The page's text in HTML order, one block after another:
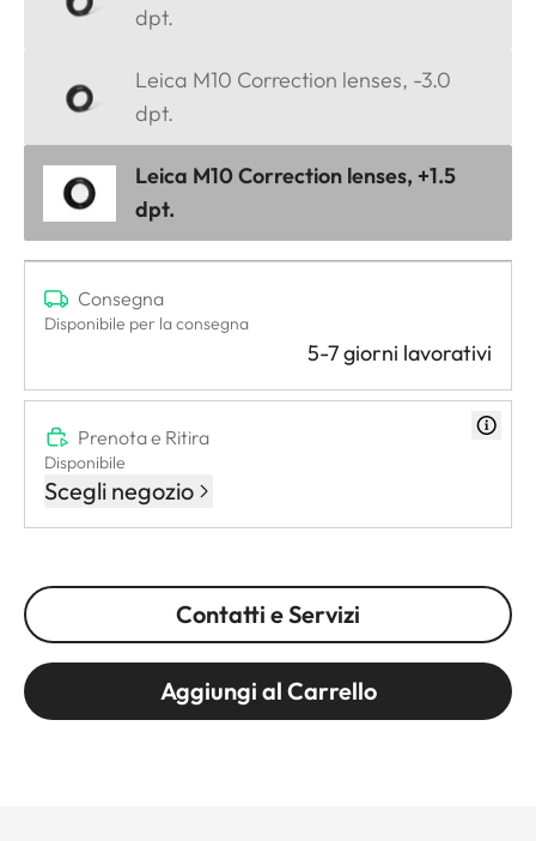
dpt.
Leica M10 Correction lenses, -3.0
dpt.
Leica M10 Correction lenses, +1.5
dpt.
Consegna
Disponibile per la consegna
5-7 giorni lavorativi
Prenota e Ritira
Disponibile
Scegli negozio
Contatti e Servizi
Aggiungi al Carrello